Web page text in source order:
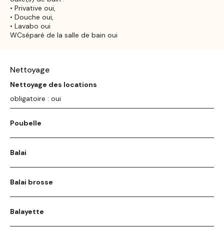
• Privative oui,
• Douche oui,
• Lavabo oui
WCséparé de la salle de bain oui
Nettoyage
Nettoyage des locations
obligatoire : oui
Poubelle
Balai
Balai brosse
Balayette